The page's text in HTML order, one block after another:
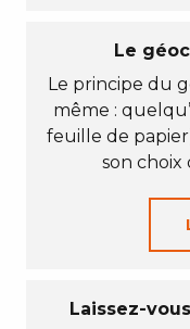
Le
Le principe du
même :
feuille de
son choix
Laissez-